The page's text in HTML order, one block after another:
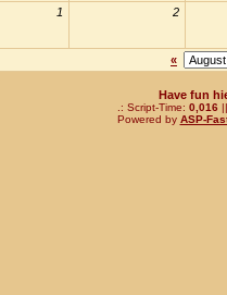
1 2
«
Have fun
.: Script-Time: 0,016||
Powered by ASP-